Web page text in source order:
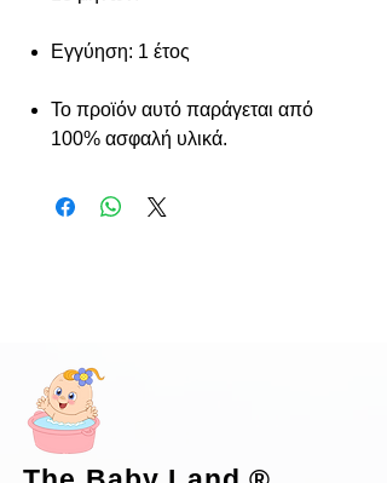
Εγγύηση: 1 έτος
Το προϊόν αυτό παράγεται από
100% ασφαλή υλικά.